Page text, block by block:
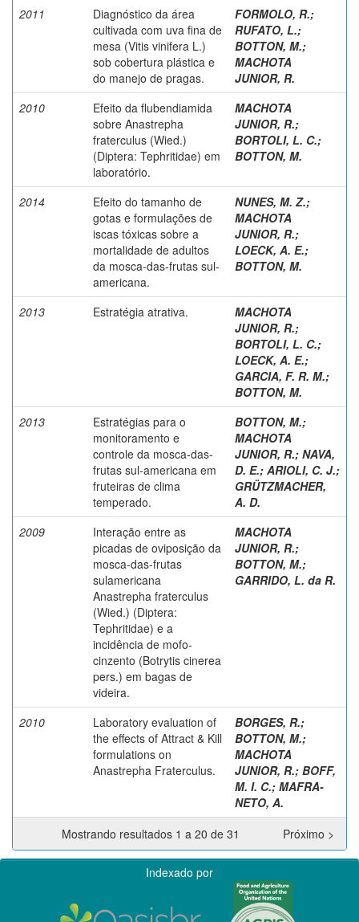
2011
Diagnóstico da área
cultivada com uva fina de
mesa (Vitis vinifera L.)
sob cobertura plástica e
do manejo de pragas.
FORMOLO, R.;
RUFATO, L.;
BOTTON, M.;
MACHOTA
JUNIOR, R.
2010
Efeito da flubendiamida
sobre Anastrepha
fraterculus (Wied.)
(Diptera: Tephritidae) em
laboratório.
MACHOTA
JUNIOR, R.;
BORTOLI, L. C.;
BOTTON, M.
2014
Efeito do tamanho de
gotas e formulações de
iscas tóxicas sobre a
mortalidade de adultos
da mosca-das-frutas sul-
americana.
NUNES, M. Z.;
MACHOTA
JUNIOR, R.;
LOECK, A. E.;
BOTTON, M.
2013 Estratégia atrativa.
MACHOTA
JUNIOR, R.;
BORTOLI, L. C.;
LOECK, A. E.;
GARCIA, F. R. M.;
BOTTON, M.
2013
Estratégias para o
monitoramento e
controle da mosca-das-
frutas sul-americana em
fruteiras de clima
temperado.
BOTTON, M.;
MACHOTA
JUNIOR, R.; NAVA,
D. E.; ARIOLI, C. J.;
GRÜTZMACHER,
A. D.
2009
Interação entre as
picadas de oviposição da
mosca-das-frutas
sulamericana
Anastrepha fraterculus
(Wied.) (Diptera:
Tephritidae) e a
incidência de mofo-
cinzento (Botrytis cinerea
pers.) em bagas de
videira.
MACHOTA
JUNIOR, R.;
BOTTON, M.;
GARRIDO, L. da R.
2010
Laboratory evaluation of
the effects of Attract & Kill
formulations on
Anastrepha Fraterculus.
BORGES, R.;
BOTTON, M.;
MACHOTA
JUNIOR, R.; BOFF,
M. I. C.; MAFRA-
NETO, A.
Mostrando resultados 1 a 20 de 31
Próximo >
Indexado por